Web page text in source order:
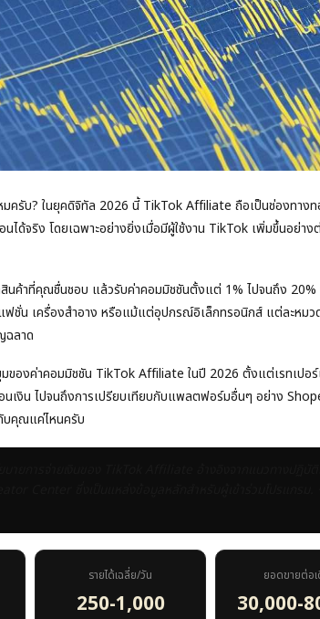
หมครับ? ในยุคดิจิทัล 2026 นี้ TikTok Affiliate ถือเป็นช่องทาง
ด้จริง โดยเฉพาะอย่างยิ่งเมื่อมีผู้ใช้งาน TikTok เพิ่มขึ้นอย่าง
นค้าที่คุณชื่นชอบ แล้วรับค่าคอมมิชชันตั้งแต่ 1% ไปจนถึง
แฟชั่น เครื่องสำอาง หรือแม้แต่อุปกรณ์อิเล็กทรอนิกส์ แต่ละหม
ฉลาด
มของค่าคอมมิชชัน TikTok Affiliate ในปี 2026 ตั้งแต่เรทเป
นเงิน ไปจนถึงการเปรียบเทียบกับแพลตฟอร์มอื่นๆ อย่าง
บคุณแค่ไหนครับ
ายการจ่ายเงินของ TikTok Affiliate อ้างอิงจากแนวทางปฏิบั
รายได้เฉลี่ย/วัน
250-1,000
ยอดขายต่อ
30,000-